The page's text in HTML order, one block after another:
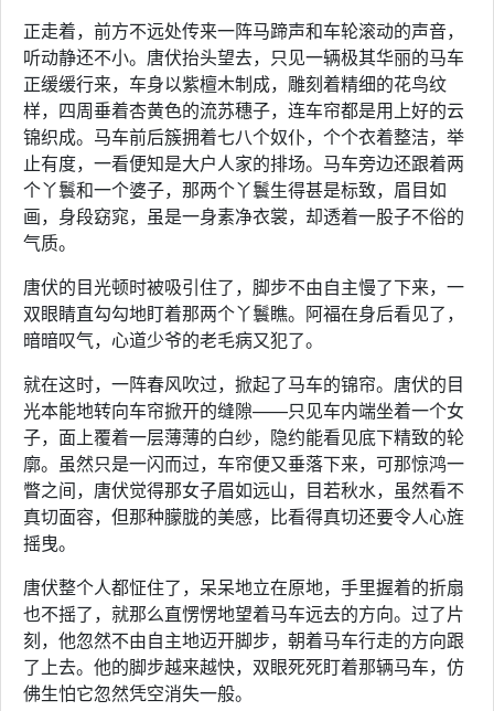
正走着，前方不远处传来一阵马蹄声和车轮滚动的声音，
听动静还不小。唐伏抬头望去，只见一辆极其华丽的马车
正缓缓行来，车身以紫檀木制成，雕刻着精细的花鸟纹
样，四周垂着杏黄色的流苏穗子，连车帘都是用上好的云
锦织成。马车前后簇拥着七八个奴仆，个个衣着整洁，举
止有度，一看便知是大户人家的排场。马车旁边还跟着两
个丫鬟和一个婆子，那两个丫鬟生得甚是标致，眉目如
画，身段窈窕，虽是一身素净衣裳，却透着一股子不俗的
气质。
唐伏的目光顿时被吸引住了，脚步不由自主慢了下来，一
双眼睛直勾勾地盯着那两个丫鬟瞧。阿福在身后看见了，
暗暗叹气，心道少爷的老毛病又犯了。
就在这时，一阵春风吹过，掀起了马车的锦帘。唐伏的目
光本能地转向车帘掀开的缝隙——只见车内端坐着一个女
子，面上覆着一层薄薄的白纱，隐约能看见底下精致的轮
廓。虽然只是一闪而过，车帘便又垂落下来，可那惊鸿一
瞥之间，唐伏觉得那女子眉如远山，目若秋水，虽然看不
真切面容，但那种朦胧的美感，比看得真切还要令人心旌
摇曳。
唐伏整个人都怔住了，呆呆地立在原地，手里握着的折扇
也不摇了，就那么直愣愣地望着马车远去的方向。过了片
刻，他忽然不由自主地迈开脚步，朝着马车行走的方向跟
了上去。他的脚步越来越快，双眼死死盯着那辆马车，仿
佛生怕它忽然凭空消失一般。